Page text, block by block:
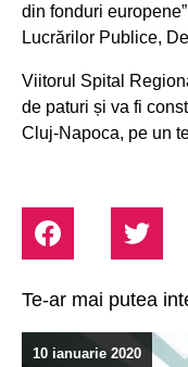
din fonduri
Lucrărilor Publice,
Viitorul Spital
de paturi și va fi
Cluj-Napoca, pe un
Te-ar mai putea
10 ianuarie 2020